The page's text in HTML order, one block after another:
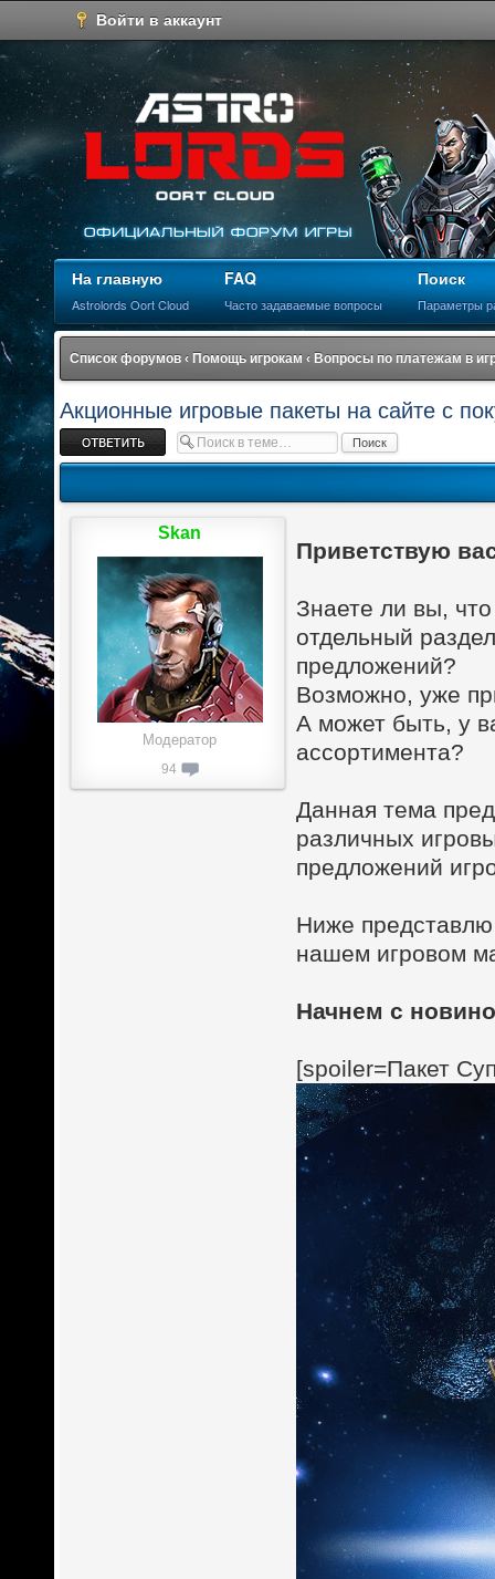
Войти в аккаунт
На главную
Astrolords Oort Cloud
FAQ
Часто задаваемые вопросы
Поиск
Параметры
Список форумов ‹ Помощь игрокам ‹ Вопросы по платежам в
Акционные игровые пакеты на сайте с
Ответить
Приветствую
Знаете ли вы,
отдельный
предложений?
Возможно, уже
А может быть, у
ассортимента?
Данная тема
различных
предложений
Ниже
нашем игровом
Начнем с
[spoiler=Пакет
Skan
Модератор
94